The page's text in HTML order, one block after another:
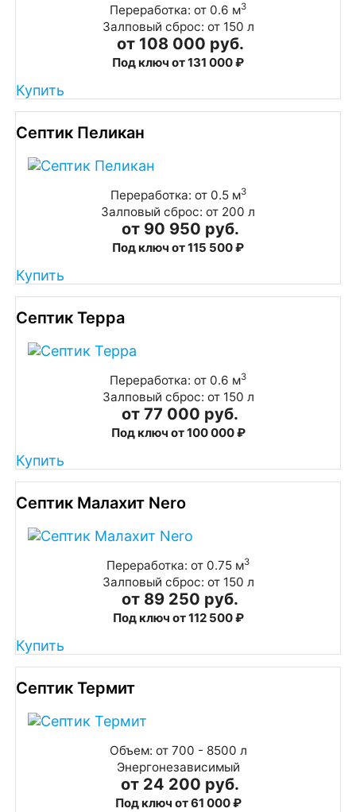
Переработка: от 0.6 м3
Залповый сброс: от 150 л
от 108 000 руб.
Под ключ от 131 000 ₽
Купить
Септик Пеликан
Переработка: от 0.5 м3
Залповый сброс: от 200 л
от 90 950 руб.
Под ключ от 115 500 ₽
Купить
Септик Терра
Переработка: от 0.6 м3
Залповый сброс: от 150 л
от 77 000 руб.
Под ключ от 100 000 ₽
Купить
Септик Малахит Nero
Переработка: от 0.75 м3
Залповый сброс: от 150 л
от 89 250 руб.
Под ключ от 112 500 ₽
Купить
Септик Термит
Объем: от 700 - 8500 л
Энергонезависимый
от 24 200 руб.
Под ключ от 61 000 ₽